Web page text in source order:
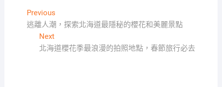
文
章
PreviousPrevious
post:
逃離人潮，探索北海道最隱秘的櫻花和美麗景點
NextNext
post:
北海道櫻花季最浪漫的拍照地點，春節旅行必去